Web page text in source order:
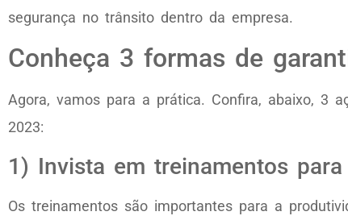
segurança no trânsito dentro da empresa.
Conheça 3 formas de
Agora, vamos para a prática. Confira, abaixo, 3
2023:
1) Invista em treinamentos
Os treinamentos são importantes para a